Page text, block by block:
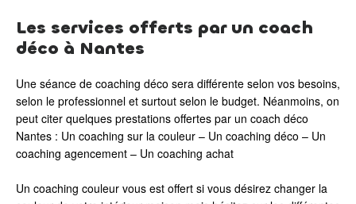
Les services offerts par un coach
déco à Nantes
Une séance de coaching déco sera différente selon vos besoins,
selon le professionnel et surtout selon le budget. Néanmoins, on
peut citer quelques prestations offertes par un coach déco
Nantes : Un coaching sur la couleur – Un coaching déco – Un
coaching agencement – Un coaching achat
Un coaching couleur vous est offert si vous désirez changer la